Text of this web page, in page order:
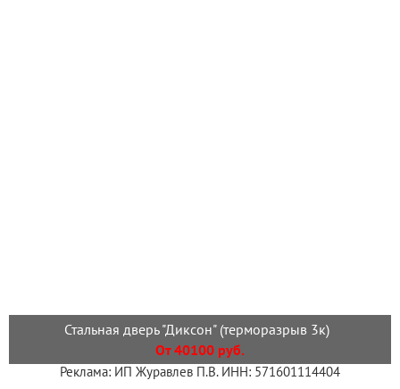
Стальная дверь "Диксон" (терморазрыв 3к)
От 40100 руб.
Реклама: ИП Журавлев П.В. ИНН: 571601114404